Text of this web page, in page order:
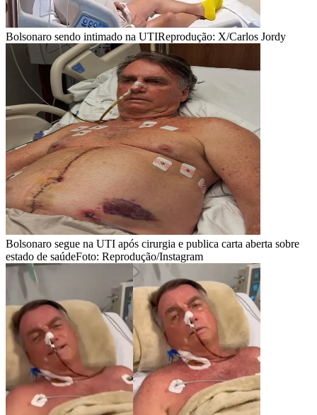
Bolsonaro sendo intimado na UTIReprodução: X/Carlos Jordy
Bolsonaro segue na UTI após cirurgia e publica carta aberta sobre
estado de saúdeFoto: Reprodução/Instagram